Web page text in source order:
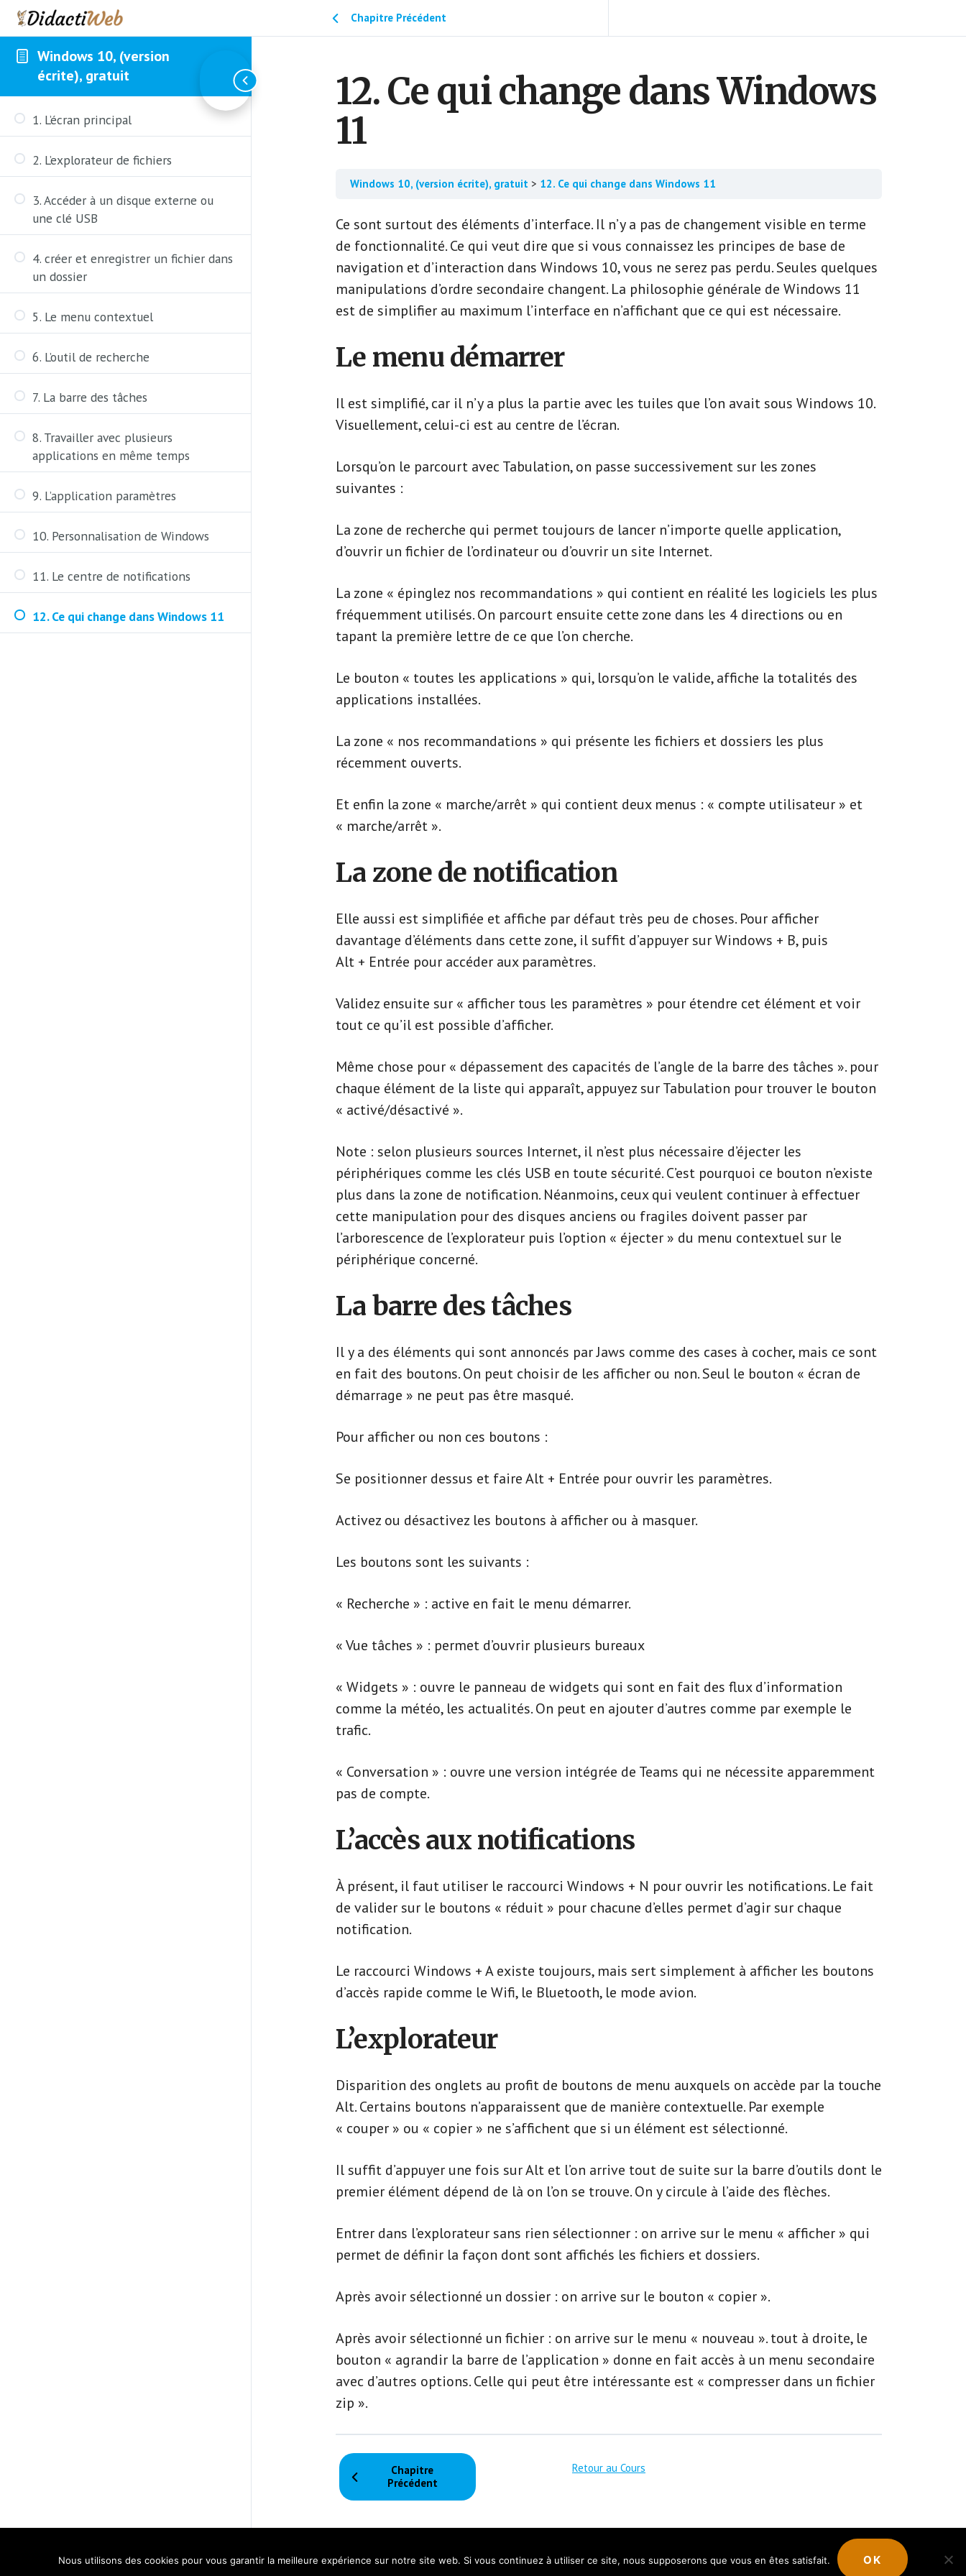
Windows 10, (version
écrite), gratuit
1. L’écran principal
2. L’explorateur de fichiers
3. Accéder à un disque externe ou
une clé USB
4. créer et enregistrer un fichier dans
un dossier
5. Le menu contextuel
6. L’outil de recherche
7. La barre des tâches
8. Travailler avec plusieurs
applications en même temps
9. L’application paramètres
10. Personnalisation de Windows
11. Le centre de notifications
12. Ce qui change dans Windows 11
Chapitre Précédent
12. Ce qui change dans Windows
11
Windows 10, (version écrite), gratuit 12. Ce qui change dans Windows 11
Ce sont surtout des éléments d’interface. Il n’y a pas de changement visible en terme
de fonctionnalité. Ce qui veut dire que si vous connaissez les principes de base de
navigation et d’interaction dans Windows 10, vous ne serez pas perdu. Seules quelques
manipulations d’ordre secondaire changent. La philosophie générale de Windows 11
est de simplifier au maximum l’interface en n’affichant que ce qui est nécessaire.
Le menu démarrer
Il est simplifié, car il n’y a plus la partie avec les tuiles que l’on avait sous Windows 10.
Visuellement, celui-ci est au centre de l’écran.
Lorsqu’on le parcourt avec Tabulation, on passe successivement sur les zones
suivantes :
La zone de recherche qui permet toujours de lancer n’importe quelle application,
d’ouvrir un fichier de l’ordinateur ou d’ouvrir un site Internet.
La zone « épinglez nos recommandations » qui contient en réalité les logiciels les plus
fréquemment utilisés. On parcourt ensuite cette zone dans les 4 directions ou en
tapant la première lettre de ce que l’on cherche.
Le bouton « toutes les applications » qui, lorsqu’on le valide, affiche la totalités des
applications installées.
La zone « nos recommandations » qui présente les fichiers et dossiers les plus
récemment ouverts.
Et enfin la zone « marche/arrêt » qui contient deux menus : « compte utilisateur » et
« marche/arrêt ».
La zone de notification
Elle aussi est simplifiée et affiche par défaut très peu de choses. Pour afficher
davantage d’éléments dans cette zone, il suffit d’appuyer sur Windows + B, puis
Alt + Entrée pour accéder aux paramètres.
Validez ensuite sur « afficher tous les paramètres » pour étendre cet élément et voir
tout ce qu’il est possible d’afficher.
Même chose pour « dépassement des capacités de l’angle de la barre des tâches ». pour
chaque élément de la liste qui apparaît, appuyez sur Tabulation pour trouver le bouton
« activé/désactivé ».
Note : selon plusieurs sources Internet, il n’est plus nécessaire d’éjecter les
périphériques comme les clés USB en toute sécurité. C’est pourquoi ce bouton n’existe
plus dans la zone de notification. Néanmoins, ceux qui veulent continuer à effectuer
cette manipulation pour des disques anciens ou fragiles doivent passer par
l’arborescence de l’explorateur puis l’option « éjecter » du menu contextuel sur le
périphérique concerné.
La barre des tâches
Il y a des éléments qui sont annoncés par Jaws comme des cases à cocher, mais ce sont
en fait des boutons. On peut choisir de les afficher ou non. Seul le bouton « écran de
démarrage » ne peut pas être masqué.
Pour afficher ou non ces boutons :
Se positionner dessus et faire Alt + Entrée pour ouvrir les paramètres.
Activez ou désactivez les boutons à afficher ou à masquer.
Les boutons sont les suivants :
« Recherche » : active en fait le menu démarrer.
« Vue tâches » : permet d’ouvrir plusieurs bureaux
« Widgets » : ouvre le panneau de widgets qui sont en fait des flux d’information
comme la météo, les actualités. On peut en ajouter d’autres comme par exemple le
trafic.
« Conversation » : ouvre une version intégrée de Teams qui ne nécessite apparemment
pas de compte.
L’accès aux notifications
À présent, il faut utiliser le raccourci Windows + N pour ouvrir les notifications. Le fait
de valider sur le boutons « réduit » pour chacune d’elles permet d’agir sur chaque
notification.
Le raccourci Windows + A existe toujours, mais sert simplement à afficher les boutons
d’accès rapide comme le Wifi, le Bluetooth, le mode avion.
L’explorateur
Disparition des onglets au profit de boutons de menu auxquels on accède par la touche
Alt. Certains boutons n’apparaissent que de manière contextuelle. Par exemple
« couper » ou « copier » ne s’affichent que si un élément est sélectionné.
Il suffit d’appuyer une fois sur Alt et l’on arrive tout de suite sur la barre d’outils dont le
premier élément dépend de là on l’on se trouve. On y circule à l’aide des flèches.
Entrer dans l’explorateur sans rien sélectionner : on arrive sur le menu « afficher » qui
permet de définir la façon dont sont affichés les fichiers et dossiers.
Après avoir sélectionné un dossier : on arrive sur le bouton « copier ».
Après avoir sélectionné un fichier : on arrive sur le menu « nouveau ». tout à droite, le
bouton « agrandir la barre de l’application » donne en fait accès à un menu secondaire
avec d’autres options. Celle qui peut être intéressante est « compresser dans un fichier
zip ».
Chapitre
Précédent
Retour au Cours
Nous utilisons des cookies pour vous garantir la meilleure expérience sur notre site web. Si vous continuez à utiliser ce site, nous supposerons que vous en êtes satisfait. OK